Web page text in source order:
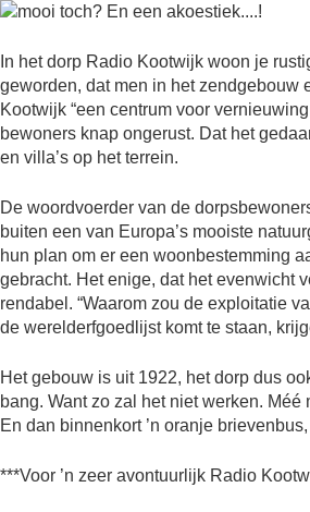
In het dorp Radio Kootwijk woon je
geworden, dat men in het
Kootwijk “een centrum voor
bewoners knap ongerust. Dat het
en villa’s op het terrein.
De woordvoerder van de
buiten een van Europa’s mooiste
hun plan om er een woonbestemming
gebracht. Het enige, dat het evenwicht
rendabel. “Waarom zou de exploitatie
de werelderfgoedlijst komt te staan,
Het gebouw is uit 1922, het dorp dus
bang. Want zo zal het niet werken.
En dan binnenkort ’n oranje
***Voor ’n zeer avontuurlijk Radio